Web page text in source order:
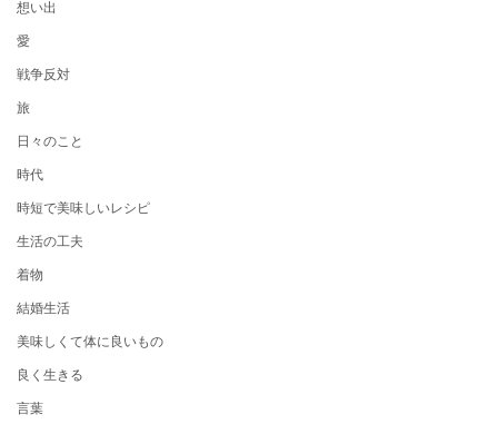
想い出
愛
戦争反対
旅
日々のこと
時代
時短で美味しいレシピ
生活の工夫
着物
結婚生活
美味しくて体に良いもの
良く生きる
言葉